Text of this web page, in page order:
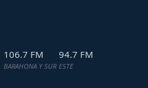
106.7 FM
BARAHONA Y SUR
94.7 FM
ESTE